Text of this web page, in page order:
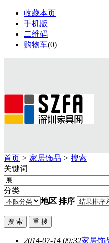
收藏本页
手机版
二维码
购物车(0)
首页 > 家居饰品 > 搜索
关键词
分类
地区 排序
2014-07-14 09:32家居饰